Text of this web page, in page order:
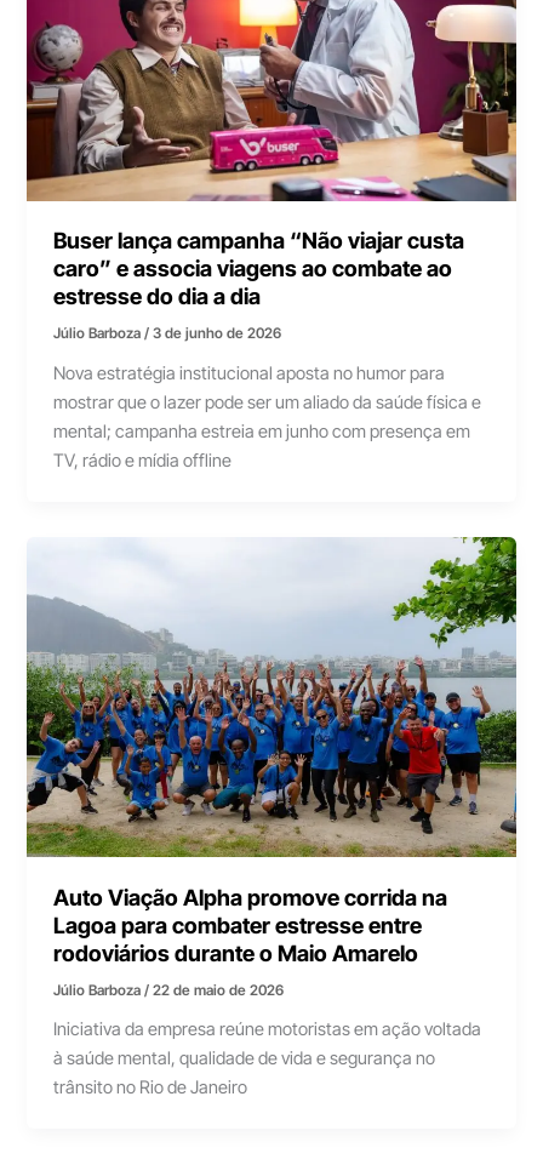
Buser lança campanha “Não viajar custa
caro” e associa viagens ao combate ao
estresse do dia a dia
Júlio Barboza/3 de junho de 2026
Nova estratégia institucional aposta no humor para
mostrar que o lazer pode ser um aliado da saúde física e
mental; campanha estreia em junho com presença em
TV, rádio e mídia offline
Auto Viação Alpha promove corrida na
Lagoa para combater estresse entre
rodoviários durante o Maio Amarelo
Júlio Barboza/22 de maio de 2026
Iniciativa da empresa reúne motoristas em ação voltada
à saúde mental, qualidade de vida e segurança no
trânsito no Rio de Janeiro